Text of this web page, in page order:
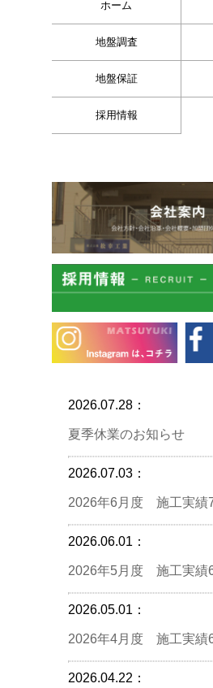
ホーム
地盤調査
地盤保証
採用情報
2026.07.28：
夏季休業のお知らせ
2026.07.03：
2026年6月度 施工実績
2026.06.01：
2026年5月度 施工実績
2026.05.01：
2026年4月度 施工実績
2026.04.22：